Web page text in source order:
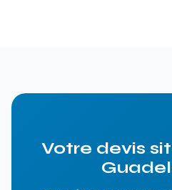
Votre devis